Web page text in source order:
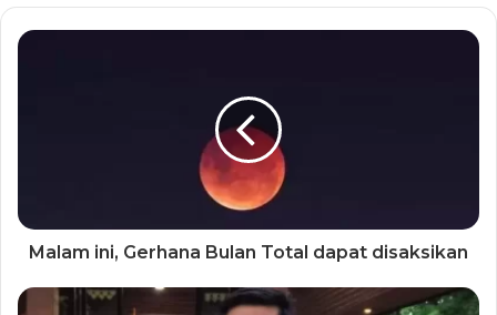
Malam ini, Gerhana Bulan Total dapat disaksikan